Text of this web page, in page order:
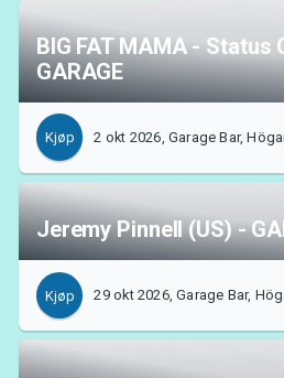
BIG FAT MAMA - Status
GARAGE
Kjøp 2 okt 2026, Garage Bar,
Jeremy Pinnell (US) -
Kjøp 29 okt 2026, Garage Bar,